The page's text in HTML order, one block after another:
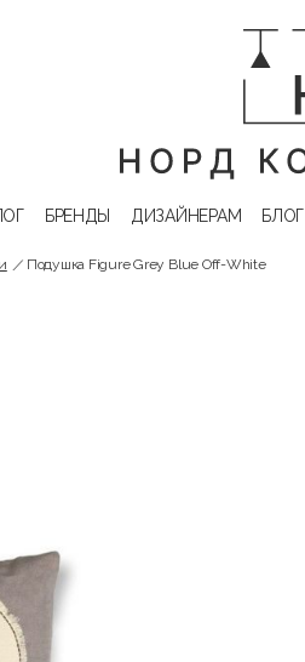
БРЕНДЫ ДИЗАЙНЕРАМ БЛОГ
Подушка Figure Grey Blue Off-White